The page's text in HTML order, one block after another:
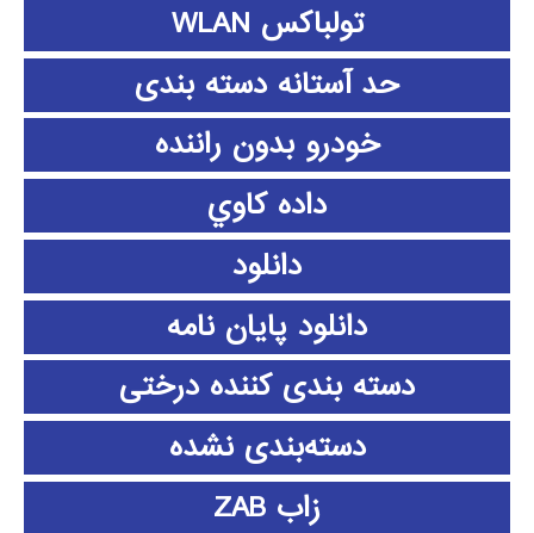
تولباکس WLAN
حد آستانه دسته بندی
خودرو بدون راننده
داده كاوي
دانلود
دانلود پايان نامه
دسته بندی کننده درختی
دسته‌بندی نشده
زاب ZAB